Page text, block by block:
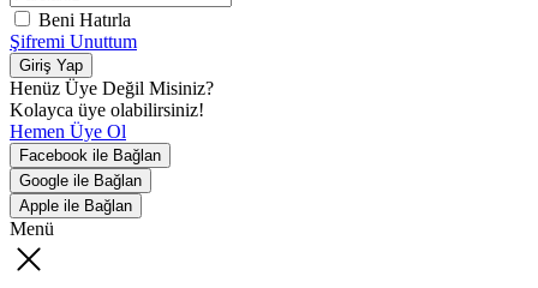
Beni Hatırla
Şifremi Unuttum
Giriş Yap
Henüz Üye Değil Misiniz?
Kolayca üye olabilirsiniz!
Hemen Üye Ol
Facebook ile Bağlan
Google ile Bağlan
Apple ile Bağlan
Menü